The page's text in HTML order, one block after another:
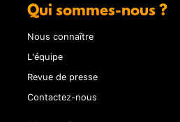
Qui sommes-nous ?
Nous connaître
L'équipe
Revue de presse
Contactez-nous